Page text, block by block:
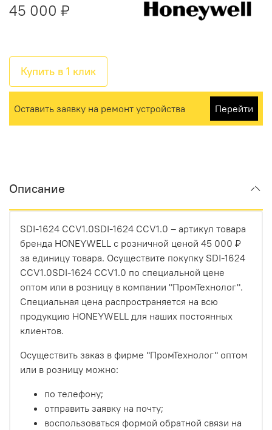
45 000 ₽
Купить в 1 клик
Оставить заявку на ремонт устройства Перейти
Описание
SDI-1624 CCV1.0SDI-1624 CCV1.0 – артикул товара
бренда HONEYWELL с розничной ценой 45 000 ₽
за единицу товара. Осуществите покупку SDI-1624
CCV1.0SDI-1624 CCV1.0 по специальной цене
оптом или в розницу в компании "ПромТехнолог".
Специальная цена распространяется на всю
продукцию HONEYWELL для наших постоянных
клиентов.
Осуществить заказ в фирме "ПромТехнолог" оптом
или в розницу можно:
по телефону;
отправить заявку на почту;
воспользоваться формой обратной связи на